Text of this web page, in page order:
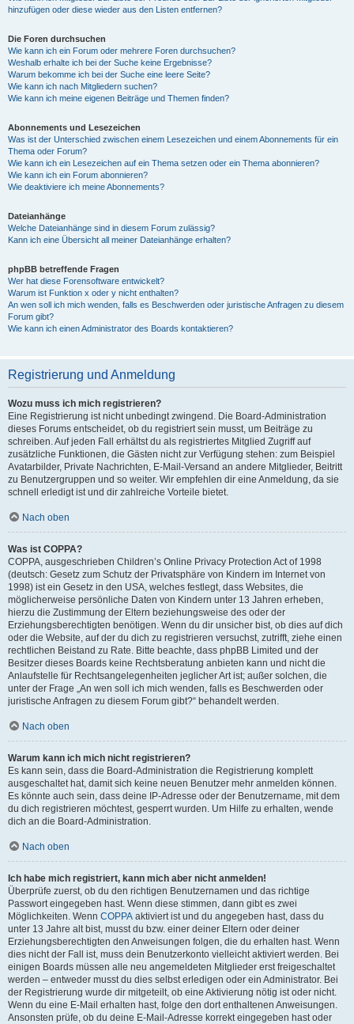
hinzufügen oder diese wieder aus den Listen entfernen?
Die Foren durchsuchen
Wie kann ich ein Forum oder mehrere Foren durchsuchen?
Weshalb erhalte ich bei der Suche keine Ergebnisse?
Warum bekomme ich bei der Suche eine leere Seite?
Wie kann ich nach Mitgliedern suchen?
Wie kann ich meine eigenen Beiträge und Themen finden?
Abonnements und Lesezeichen
Was ist der Unterschied zwischen einem Lesezeichen und einem Abonnements für ein
Thema oder Forum?
Wie kann ich ein Lesezeichen auf ein Thema setzen oder ein Thema abonnieren?
Wie kann ich ein Forum abonnieren?
Wie deaktiviere ich meine Abonnements?
Dateianhänge
Welche Dateianhänge sind in diesem Forum zulässig?
Kann ich eine Übersicht all meiner Dateianhänge erhalten?
phpBB betreffende Fragen
Wer hat diese Forensoftware entwickelt?
Warum ist Funktion x oder y nicht enthalten?
An wen soll ich mich wenden, falls es Beschwerden oder juristische Anfragen zu diesem
Forum gibt?
Wie kann ich einen Administrator des Boards kontaktieren?
Registrierung und Anmeldung
Wozu muss ich mich registrieren?
Eine Registrierung ist nicht unbedingt zwingend. Die Board-Administration
dieses Forums entscheidet, ob du registriert sein musst, um Beiträge zu
schreiben. Auf jeden Fall erhältst du als registriertes Mitglied Zugriff auf
zusätzliche Funktionen, die Gästen nicht zur Verfügung stehen: zum Beispiel
Avatarbilder, Private Nachrichten, E-Mail-Versand an andere Mitglieder, Beitritt
zu Benutzergruppen und so weiter. Wir empfehlen dir eine Anmeldung, da sie
schnell erledigt ist und dir zahlreiche Vorteile bietet.
Nach oben
Was ist COPPA?
COPPA, ausgeschrieben Children’s Online Privacy Protection Act of 1998
(deutsch: Gesetz zum Schutz der Privatsphäre von Kindern im Internet von
1998) ist ein Gesetz in den USA, welches festlegt, dass Websites, die
möglicherweise persönliche Daten von Kindern unter 13 Jahren erheben,
hierzu die Zustimmung der Eltern beziehungsweise des oder der
Erziehungsberechtigten benötigen. Wenn du dir unsicher bist, ob dies auf dich
oder die Website, auf der du dich zu registrieren versuchst, zutrifft, ziehe einen
rechtlichen Beistand zu Rate. Bitte beachte, dass phpBB Limited und der
Besitzer dieses Boards keine Rechtsberatung anbieten kann und nicht die
Anlaufstelle für Rechtsangelegenheiten jeglicher Art ist; außer solchen, die
unter der Frage „An wen soll ich mich wenden, falls es Beschwerden oder
juristische Anfragen zu diesem Forum gibt?“ behandelt werden.
Nach oben
Warum kann ich mich nicht registrieren?
Es kann sein, dass die Board-Administration die Registrierung komplett
ausgeschaltet hat, damit sich keine neuen Benutzer mehr anmelden können.
Es könnte auch sein, dass deine IP-Adresse oder der Benutzername, mit dem
du dich registrieren möchtest, gesperrt wurden. Um Hilfe zu erhalten, wende
dich an die Board-Administration.
Nach oben
Ich habe mich registriert, kann mich aber nicht anmelden!
Überprüfe zuerst, ob du den richtigen Benutzernamen und das richtige
Passwort eingegeben hast. Wenn diese stimmen, dann gibt es zwei
Möglichkeiten. Wenn COPPA aktiviert ist und du angegeben hast, dass du
unter 13 Jahre alt bist, musst du bzw. einer deiner Eltern oder deiner
Erziehungsberechtigten den Anweisungen folgen, die du erhalten hast. Wenn
dies nicht der Fall ist, muss dein Benutzerkonto vielleicht aktiviert werden. Bei
einigen Boards müssen alle neu angemeldeten Mitglieder erst freigeschaltet
werden – entweder musst du dies selbst erledigen oder ein Administrator. Bei
der Registrierung wurde dir mitgeteilt, ob eine Aktivierung nötig ist oder nicht.
Wenn du eine E-Mail erhalten hast, folge den dort enthaltenen Anweisungen.
Ansonsten prüfe, ob du deine E-Mail-Adresse korrekt eingegeben hast oder